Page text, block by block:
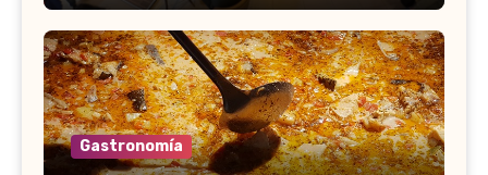
Gastronomía